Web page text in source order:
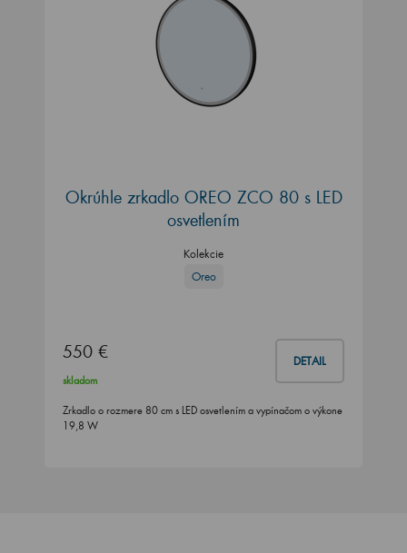
Okrúhle zrkadlo OREO ZCO 80 s LED
osvetlením
Kolekcie
Oreo
550 € DETAIL
skladom
Zrkadlo o rozmere 80 cm s LED osvetlením a vypínačom o výkone
19,8 W